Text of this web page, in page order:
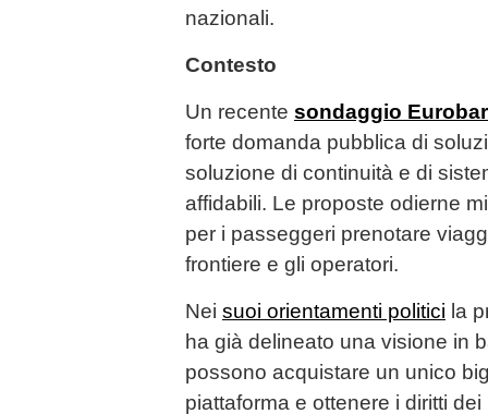
nazionali.
Contesto
Un recente sondaggio
forte domanda pubblica di
soluzione di continuità e di
affidabili. Le proposte odierne
per i passeggeri prenotare
frontiere e gli operatori.
Nei suoi orientamenti politici la
ha già delineato una visione in
possono acquistare un unico
piattaforma e ottenere i diritti